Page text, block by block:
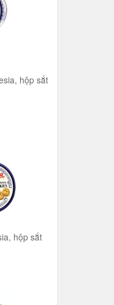
hộp sắt
hộp sắt